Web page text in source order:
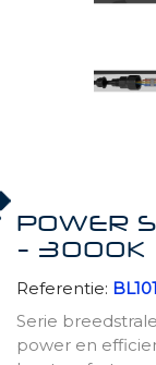
POWER
- 3000K
Referentie:
Serie
power en